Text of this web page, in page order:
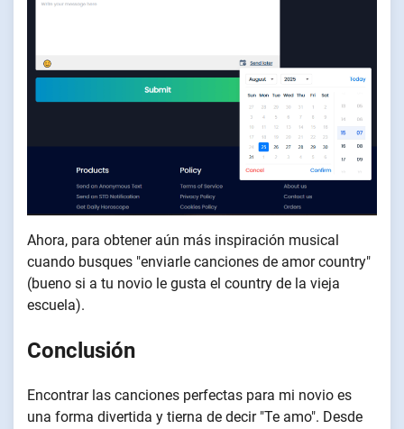
Ahora, para obtener aún más inspiración musical
cuando busques "enviarle canciones de amor country"
(bueno si a tu novio le gusta el country de la vieja
escuela).
Conclusión
Encontrar las canciones perfectas para mi novio es
una forma divertida y tierna de decir "Te amo". Desde